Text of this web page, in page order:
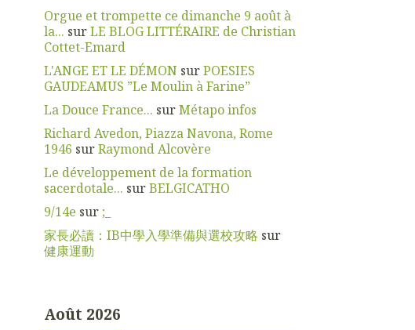
Orgue et trompette ce dimanche 9 août à
la... surLE BLOG LITTÉRAIRE de Christian
Cottet-Emard
L'ANGE ET LE DÉMON surPOESIES
GAUDEAMUS ”Le Moulin à Farine”
La Douce France... surMétapo infos
Richard Avedon, Piazza Navona, Rome
1946 surRaymond Alcovère
Le développement de la formation
sacerdotale... surBELGICATHO
9/14e sur ;_
家長必讀：IB中學入學準備與選校攻略 sur
健康運動
Août 2026